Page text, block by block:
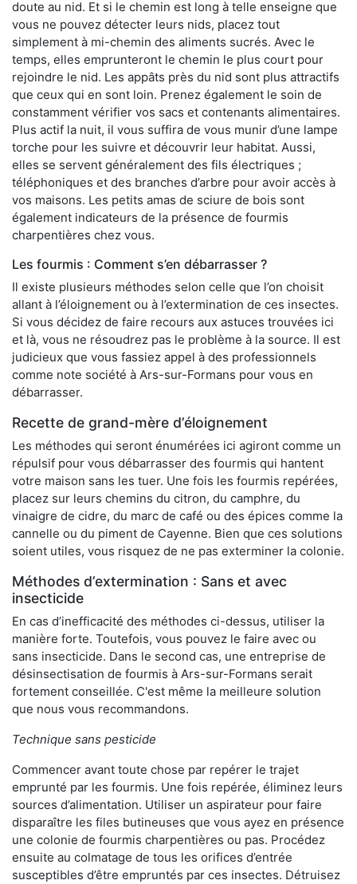
doute au nid. Et si le chemin est long à telle enseigne que
vous ne pouvez détecter leurs nids, placez tout
simplement à mi-chemin des aliments sucrés. Avec le
temps, elles emprunteront le chemin le plus court pour
rejoindre le nid. Les appâts près du nid sont plus attractifs
que ceux qui en sont loin. Prenez également le soin de
constamment vérifier vos sacs et contenants alimentaires.
Plus actif la nuit, il vous suffira de vous munir d’une lampe
torche pour les suivre et découvrir leur habitat. Aussi,
elles se servent généralement des fils électriques ;
téléphoniques et des branches d’arbre pour avoir accès à
vos maisons. Les petits amas de sciure de bois sont
également indicateurs de la présence de fourmis
charpentières chez vous.
Les fourmis : Comment s’en débarrasser ?
Il existe plusieurs méthodes selon celle que l’on choisit
allant à l’éloignement ou à l’extermination de ces insectes.
Si vous décidez de faire recours aux astuces trouvées ici
et là, vous ne résoudrez pas le problème à la source. Il est
judicieux que vous fassiez appel à des professionnels
comme note société à Ars-sur-Formans pour vous en
débarrasser.
Recette de grand-mère d’éloignement
Les méthodes qui seront énumérées ici agiront comme un
répulsif pour vous débarrasser des fourmis qui hantent
votre maison sans les tuer. Une fois les fourmis repérées,
placez sur leurs chemins du citron, du camphre, du
vinaigre de cidre, du marc de café ou des épices comme la
cannelle ou du piment de Cayenne. Bien que ces solutions
soient utiles, vous risquez de ne pas exterminer la colonie.
Méthodes d’extermination : Sans et avec
insecticide
En cas d’inefficacité des méthodes ci-dessus, utiliser la
manière forte. Toutefois, vous pouvez le faire avec ou
sans insecticide. Dans le second cas, une entreprise de
désinsectisation de fourmis à Ars-sur-Formans serait
fortement conseillée. C'est même la meilleure solution
que nous vous recommandons.
Technique sans pesticide
Commencer avant toute chose par repérer le trajet
emprunté par les fourmis. Une fois repérée, éliminez leurs
sources d’alimentation. Utiliser un aspirateur pour faire
disparaître les files butineuses que vous ayez en présence
une colonie de fourmis charpentières ou pas. Procédez
ensuite au colmatage de tous les orifices d’entrée
susceptibles d’être empruntés par ces insectes. Détruisez